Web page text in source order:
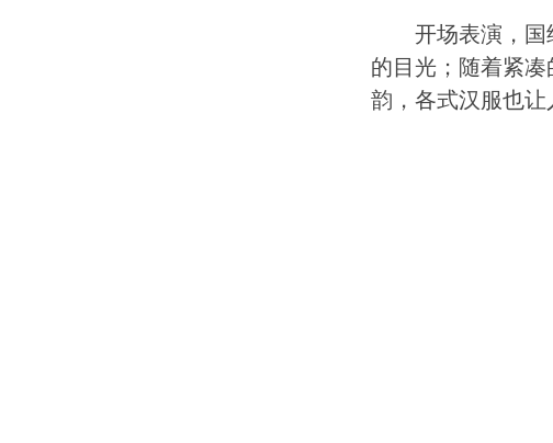
开场表演，国
的目光；随着紧
韵，各式汉服也让